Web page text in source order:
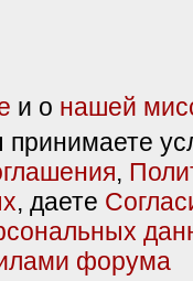
и о нашей
,
, даете
форума